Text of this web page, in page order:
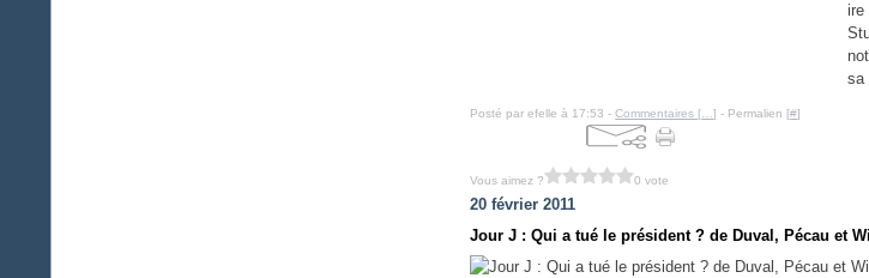
ire
sa
Posté par efelle à 17:53 -Commentaires [ …] - Permalien [#]
Vous aimez ? 0 vote
20 février 2011
Jour J : Qui a tué le président ? de Duval, Pécau et